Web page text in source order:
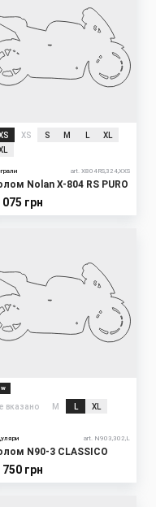
XS S M
XL
art. X804RS,324,XXS
Nolan X-804 RS PURO
075 грн
вказано M XL
art. N903,302,L
N90-3 CLASSICO
750 грн